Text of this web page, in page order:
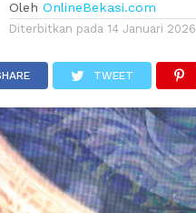
Oleh OnlineBekasi.com
Diterbitkan pada 14 Januari 2026
TWEET